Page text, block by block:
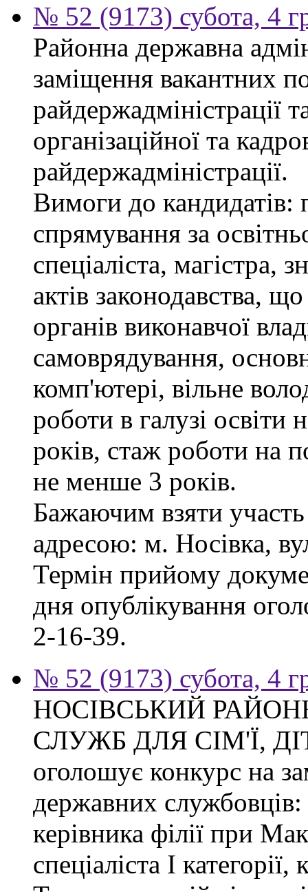
№ 52 (9173) субота, 4
Районна державна
заміщення вакантних
райдержадміністрації
організаційної та
райдержадміністрації.
Вимоги до кандидатів:
спрямування за
спеціаліста, магістра,
актів законодавства,
органів виконавчої
самоврядування,
комп'ютері, вільне
роботи в галузі
років, стаж роботи на
не менше 3 років.
Бажаючим взяти участь
адресою: м. Носівка,
Термін прийому
дня опублікування
2-16-39.
№ 52 (9173) субота, 4
НОСІВСЬКИЙ
СЛУЖБ ДЛЯ СІМ'Ї,
оголошує конкурс на
державних службовців:
керівника філії при
спеціаліста І